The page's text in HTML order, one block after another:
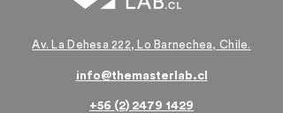
Av. La Dehesa 222, Lo Barnechea, Chile.
info@themasterlab.cl
+56 (2) 2479 1429